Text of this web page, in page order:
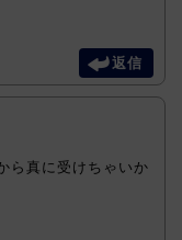
返信
ら真に受けちゃいか